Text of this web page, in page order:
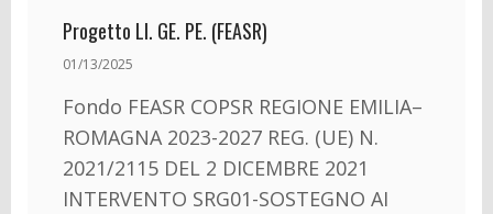
Progetto LI. GE. PE. (FEASR)
01/13/2025
Fondo FEASR COPSR REGIONE EMILIA–
ROMAGNA 2023-2027 REG. (UE) N.
2021/2115 DEL 2 DICEMBRE 2021
INTERVENTO SRG01-SOSTEGNO AI